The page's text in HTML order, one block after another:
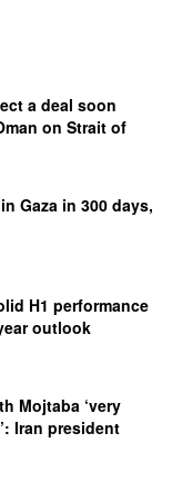
a deal soon
on Strait of
Gaza in 300 days,
H1 performance
outlook
Mojtaba ‘very
Iran president